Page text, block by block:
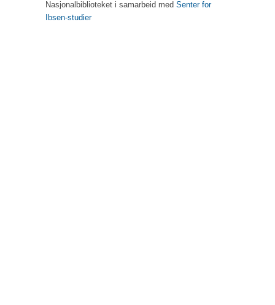
Nasjonalbiblioteket i samarbeid med Senter for
Ibsen-studier